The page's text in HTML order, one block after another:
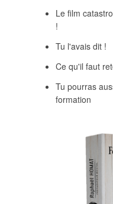
Le film
!
Tu l'avais dit !
Ce qu'il faut
Tu pourras
formation